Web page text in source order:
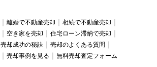
離婚で不動産売却
相続で不動産売却
空き家を売却
住宅ローン滞納で売却
売却成功の秘訣
売却のよくある質問
売却事例を見る 無料売却査定フォーム